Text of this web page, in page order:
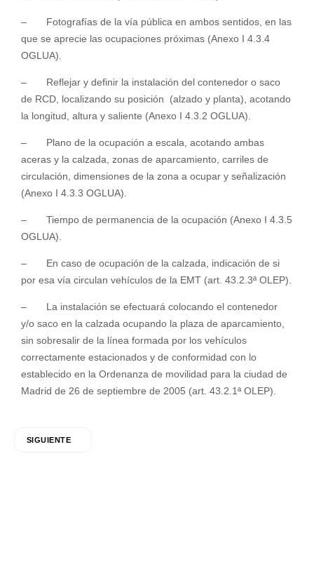
– Fotografías de la vía pública en ambos sentidos, en las
que se aprecie las ocupaciones próximas (Anexo I 4.3.4
OGLUA).
– Reflejar y definir la instalación del contenedor o saco
de RCD, localizando su posición (alzado y planta), acotando
la longitud, altura y saliente (Anexo I 4.3.2 OGLUA).
– Plano de la ocupación a escala, acotando ambas
aceras y la calzada, zonas de aparcamiento, carriles de
circulación, dimensiones de la zona a ocupar y señalización
(Anexo I 4.3.3 OGLUA).
– Tiempo de permanencia de la ocupación (Anexo I 4.3.5
OGLUA).
– En caso de ocupación de la calzada, indicación de si
por esa vía circulan vehículos de la EMT (art. 43.2.3ª OLEP).
– La instalación se efectuará colocando el contenedor
y/o saco en la calzada ocupando la plaza de aparcamiento,
sin sobresalir de la línea formada por los vehículos
correctamente estacionados y de conformidad con lo
establecido en la Ordenanza de movilidad para la ciudad de
Madrid de 26 de septiembre de 2005 (art. 43.2.1ª OLEP).
SIGUIENTE